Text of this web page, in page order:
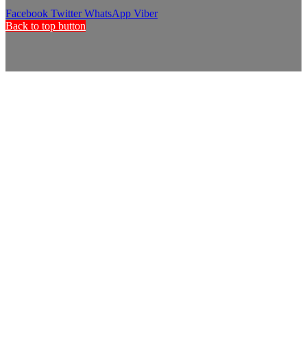
Facebook Twitter WhatsApp Viber
Back to top button